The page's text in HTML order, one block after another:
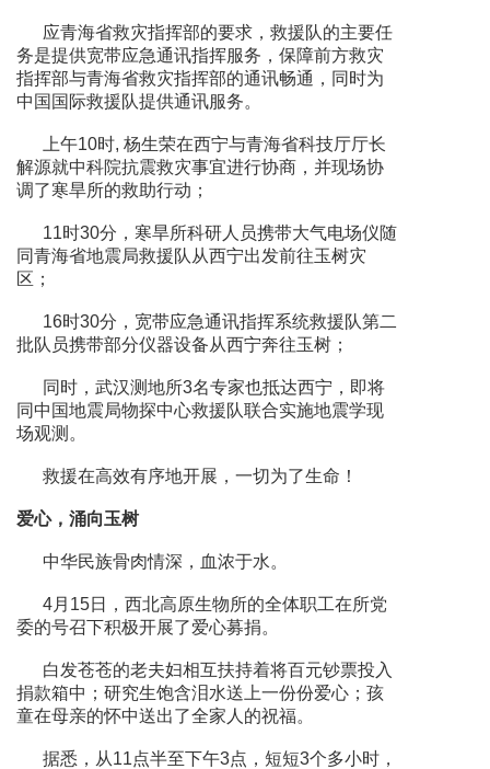
应青海省救灾指挥部的要求，救援队的主要任
务是提供宽带应急通讯指挥服务，保障前方救灾
指挥部与青海省救灾指挥部的通讯畅通，同时为
中国国际救援队提供通讯服务。
上午10时, 杨生荣在西宁与青海省科技厅厅长
解源就中科院抗震救灾事宜进行协商，并现场协
调了寒旱所的救助行动；
11时30分，寒旱所科研人员携带大气电场仪随
同青海省地震局救援队从西宁出发前往玉树灾
区；
16时30分，宽带应急通讯指挥系统救援队第二
批队员携带部分仪器设备从西宁奔往玉树；
同时，武汉测地所3名专家也抵达西宁，即将
同中国地震局物探中心救援队联合实施地震学现
场观测。
救援在高效有序地开展，一切为了生命！
爱心，涌向玉树
中华民族骨肉情深，血浓于水。
4月15日，西北高原生物所的全体职工在所党
委的号召下积极开展了爱心募捐。
白发苍苍的老夫妇相互扶持着将百元钞票投入
捐款箱中；研究生饱含泪水送上一份份爱心；孩
童在母亲的怀中送出了全家人的祝福。
据悉，从11点半至下午3点，短短3个多小时，